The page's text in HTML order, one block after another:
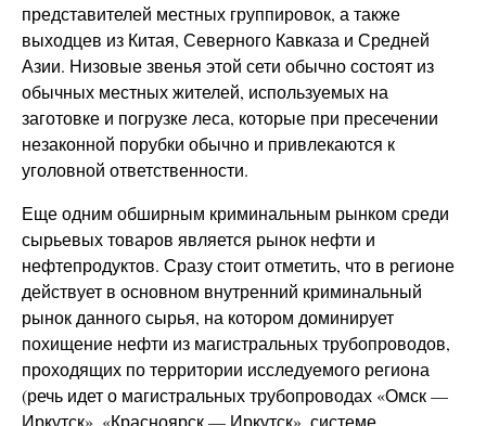
представителей местных группировок, а также
выходцев из Китая, Северного Кавказа и Средней
Азии. Низовые звенья этой сети обычно состоят из
обычных местных жителей, используемых на
заготовке и погрузке леса, которые при пресечении
незаконной порубки обычно и привлекаются к
уголовной ответственности.
Еще одним обширным криминальным рынком среди
сырьевых товаров является рынок нефти и
нефтепродуктов. Сразу стоит отметить, что в регионе
действует в основном внутренний криминальный
рынок данного сырья, на котором доминирует
похищение нефти из магистральных трубопроводов,
проходящих по территории исследуемого региона
(речь идет о магистральных трубопроводах «Омск —
Иркутск», «Красноярск — Иркутск», системе